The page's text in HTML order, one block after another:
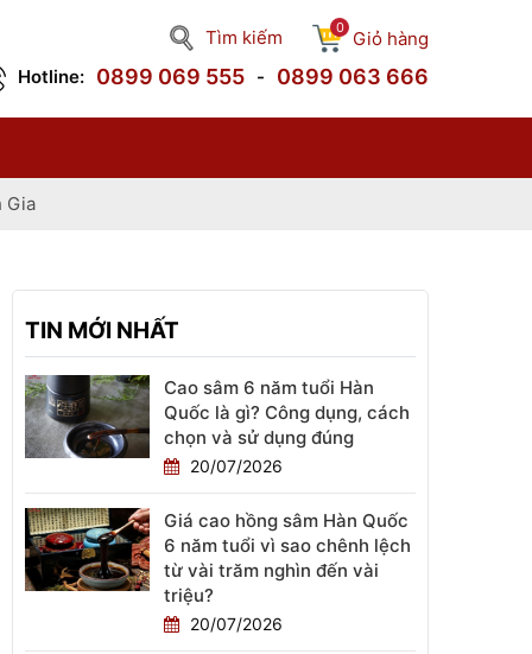
Giỏ hàng
0
Tìm kiếm
Hotline: 0899 069 555 - 0899 063 666
Gia
TIN MỚI NHẤT
Cao sâm 6 năm tuổi Hàn
Quốc là gì? Công dụng, cách
chọn và sử dụng đúng
20/07/2026
Giá cao hồng sâm Hàn Quốc
6 năm tuổi vì sao chênh lệch
từ vài trăm nghìn đến vài
triệu?
20/07/2026